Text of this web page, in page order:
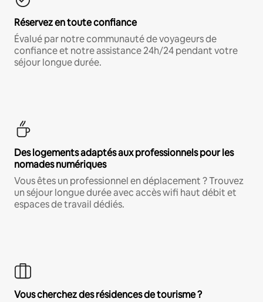
Réservez en toute confiance
Évalué par notre communauté de voyageurs de
confiance et notre assistance 24h/24 pendant votre
séjour longue durée.
Des logements adaptés aux professionnels pour les
nomades numériques
Vous êtes un professionnel en déplacement ? Trouvez
un séjour longue durée avec accès wifi haut débit et
espaces de travail dédiés.
Vous cherchez des résidences de tourisme ?